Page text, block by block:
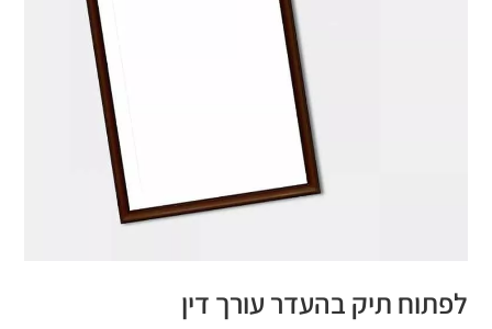
לפתוח תיק בהעדר עורך דין